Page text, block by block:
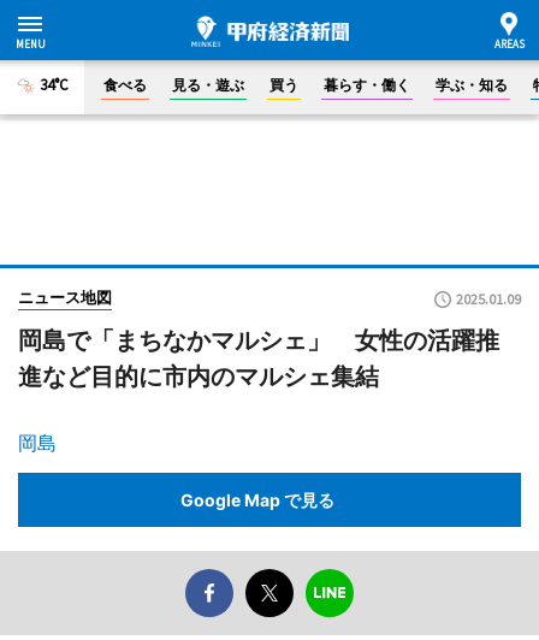
34°C 食べる 見る・遊ぶ 買う 暮らす・働く 学ぶ・知る
ニュース地図 2025.01.09
岡島で「まちなかマルシェ」 女性の活躍推
進など目的に市内のマルシェ集結
岡島
Google Map で見る